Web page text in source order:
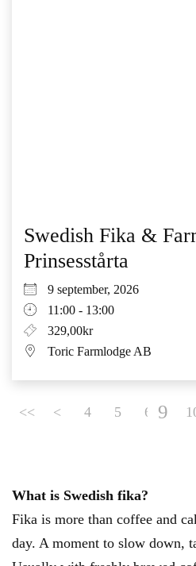
Swedish Fika &
Prinsesstårta
9 september, 2026
11:00 - 13:00
329,00kr
Toric Farmlodge AB
<< < 4 5 6 9
What is Swedish fika?
Fika is more than coffee and
day. A moment to slow down,